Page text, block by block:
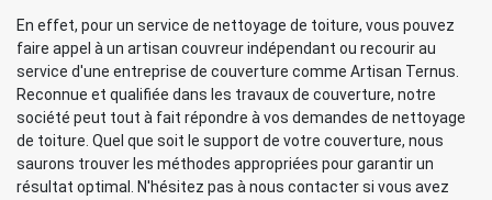
En effet, pour un service de nettoyage de toiture, vous pouvez
faire appel à un artisan couvreur indépendant ou recourir au
service d'une entreprise de couverture comme Artisan Ternus.
Reconnue et qualifiée dans les travaux de couverture, notre
société peut tout à fait répondre à vos demandes de nettoyage
de toiture. Quel que soit le support de votre couverture, nous
saurons trouver les méthodes appropriées pour garantir un
résultat optimal. N'hésitez pas à nous contacter si vous avez